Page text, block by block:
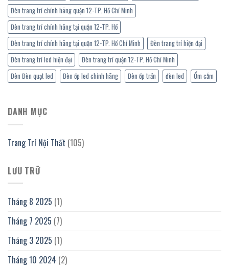
Đèn trang trí chính hãng quận 12-TP. Hồ Chí Minh
Đèn trang trí chính hãng tại quận 12-TP. Hồ
Đèn trang trí chính hãng tại quận 12-TP. Hồ Chí Minh
Đèn trang trí hiện đại
Đèn trang trí led hiện đại
Đèn trang trí quận 12-TP. Hồ Chí Minh
Đèn Đèn quạt led
Đèn ốp led chính hãng Đèn ốp trần đèn led Ổm cắm
DANH MỤC
Trang Trí Nội Thất (105)
LƯU TRỮ
Tháng 8 2025 (1)
Tháng 7 2025 (7)
Tháng 3 2025 (1)
Tháng 10 2024 (2)